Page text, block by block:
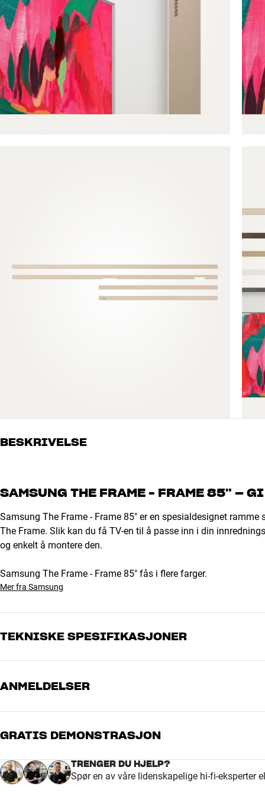
BESKRIVELSE
SAMSUNG THE FRAME - FRAME 85" –
Samsung The Frame - Frame 85" er en spesialdesignet
The Frame. Slik kan du få TV-en til å passe inn i din
og enkelt å montere den.
Samsung The Frame - Frame 85" fås i flere farger.
Mer fra Samsung
TEKNISKE SPESIFIKASJONER
DIMENSJONER OG DESIGN
Modell / Variant
Gull
Vekt emballasje (kg)
2,04
GENERELLE EGENSKAPER
ANMELDELSER
5
4
3
GRATIS DEMONSTRASJON
TRENGER DU HJELP?
Spør en av våre lidenskapelige hi-fi-eksperter